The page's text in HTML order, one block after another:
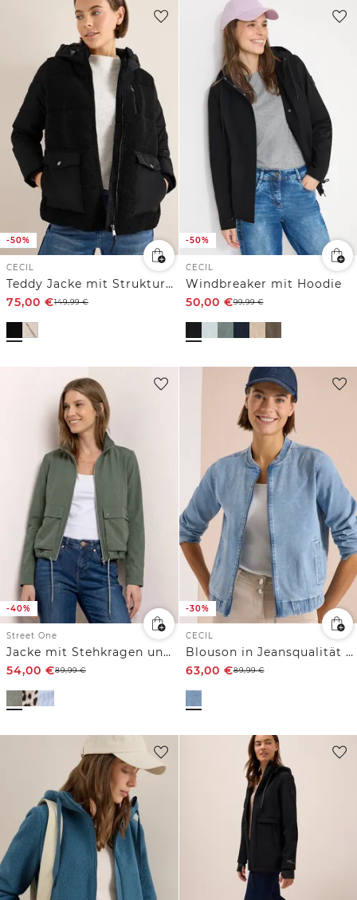
-50%
CECIL
Teddy Jacke mit Strukturmix
75,00 €149,99€
-50%
CECIL
Windbreaker mit Hoodie
50,00 €99,99€
-40%
Street One
Jacke mit Stehkragen und Zipper
54,00 €89,99€
-30%
CECIL
Blouson in Jeansqualität mit Zipper
63,00 €89,99€